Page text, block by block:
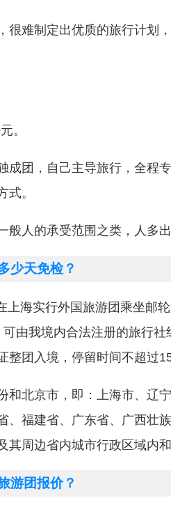
很难制定出优质的旅行计划
。
成团，自己主导旅行，全程
式。
般人的承受范围之类，人多
少天免检？
上海实行外国旅游团乘坐邮
由我境内合法注册的旅行
整团入境，停留时间不超过
和北京市，即：上海市、辽
、福建省、广东省、广西壮
其周边省内城市行政区域内
游团报价？